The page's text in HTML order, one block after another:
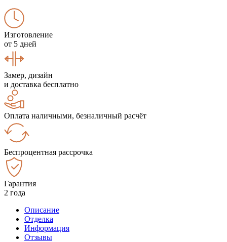
Изготовление
от 5 дней
Замер, дизайн
и доставка бесплатно
Оплата наличными, безналичный расчёт
Беспроцентная рассрочка
Гарантия
2 года
Описание
Отделка
Информация
Отзывы